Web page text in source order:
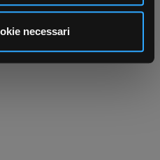
inoltre
il nostro sito con i
di analisi dei dati web,
potrebbero combinarle
necessari